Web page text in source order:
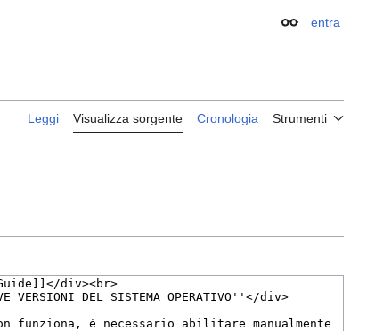
Aspetto
entra
Leggi Visualizza sorgente Cronologia Strumenti